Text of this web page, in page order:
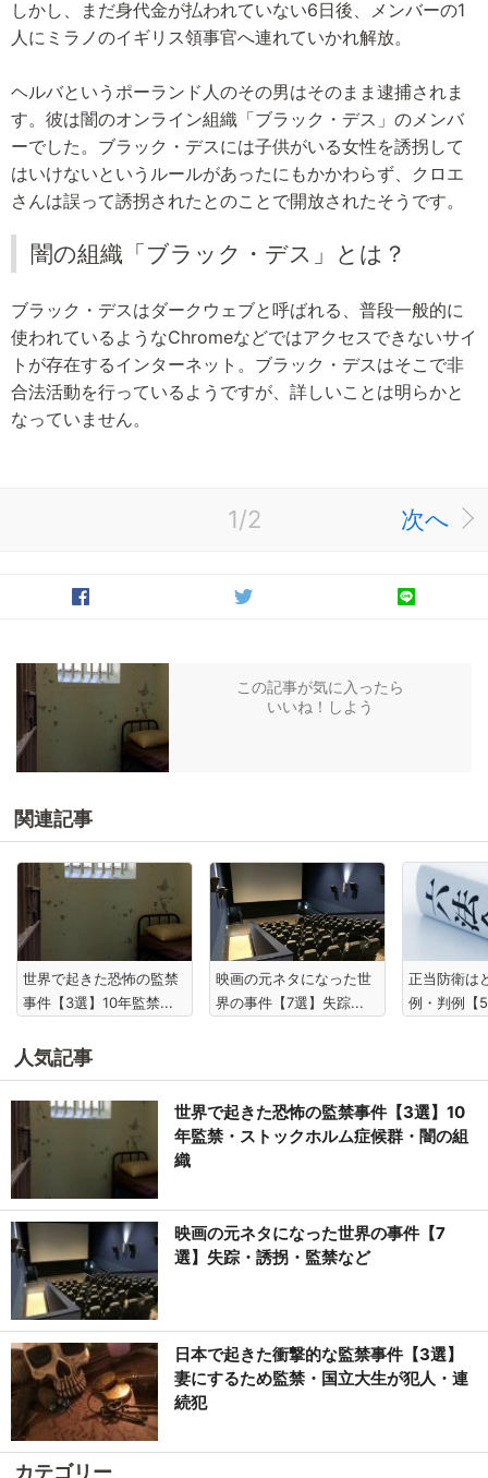
しかし、まだ身代金が払われていない6日後、メンバーの1
人にミラノのイギリス領事官へ連れていかれ解放。
ヘルバというポーランド人のその男はそのまま逮捕されま
す。彼は闇のオンライン組織「ブラック・デス」のメンバ
ーでした。ブラック・デスには子供がいる女性を誘拐して
はいけないというルールがあったにもかかわらず、クロエ
さんは誤って誘拐されたとのことで開放されたそうです。
闇の組織「ブラック・デス」とは？
ブラック・デスはダークウェブと呼ばれる、普段一般的に
使われているようなChromeなどではアクセスできないサイ
トが存在するインターネット。ブラック・デスはそこで非
合法活動を行っているようですが、詳しいことは明らかと
なっていません。
1/2 次へ
この記事が気に入ったら
いいね！しよう
関連記事
世界で起きた恐怖の監禁
事件【3選】10年監禁...
映画の元ネタになった世
界の事件【7選】失踪...
正当防衛は
例・判例【
人気記事
世界で起きた恐怖の監禁事件【3選】10
年監禁・ストックホルム症候群・闇の組
織
映画の元ネタになった世界の事件【7
選】失踪・誘拐・監禁など
日本で起きた衝撃的な監禁事件【3選】
妻にするため監禁・国立大生が犯人・連
続犯
カテゴリー